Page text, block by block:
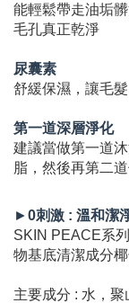
能輕鬆帶走油垢
毛孔真正乾淨
尿囊素
舒緩保濕，讓毛
第一道深層淨化
建議當做第一道
脂，然後再第二
►0刺激 : 溫和潔
SKIN PEACE系
物基底清潔成分
主要成分 : 水，